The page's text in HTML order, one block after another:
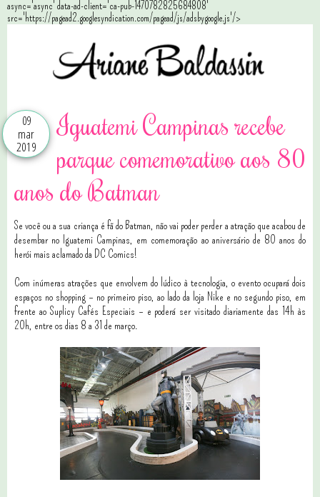
async='async' data-ad-client='ca-pub-1470782825684808'
src='https://pagead2.googlesyndication.com/pagead/js/adsbygoogle.js'/>
09
mar
2019
Iguatemi Campinas recebe
parque comemorativo aos 80
anos do Batman
Se você ou a sua criança é fã do Batman, não vai poder perder a atração que acabou de
desembar no Iguatemi Campinas, em comemoração ao aniversário de 80 anos do
herói mais aclamado da DC Comics!
Com inúmeras atrações que envolvem do lúdico à tecnologia, o evento ocupará dois
espaços no shopping – no primeiro piso, ao lado da loja Nike e no segundo piso, em
frente ao Suplicy Cafés Especiais – e poderá ser visitado diariamente das 14h às
20h, entre os dias 8 a 31 de março.